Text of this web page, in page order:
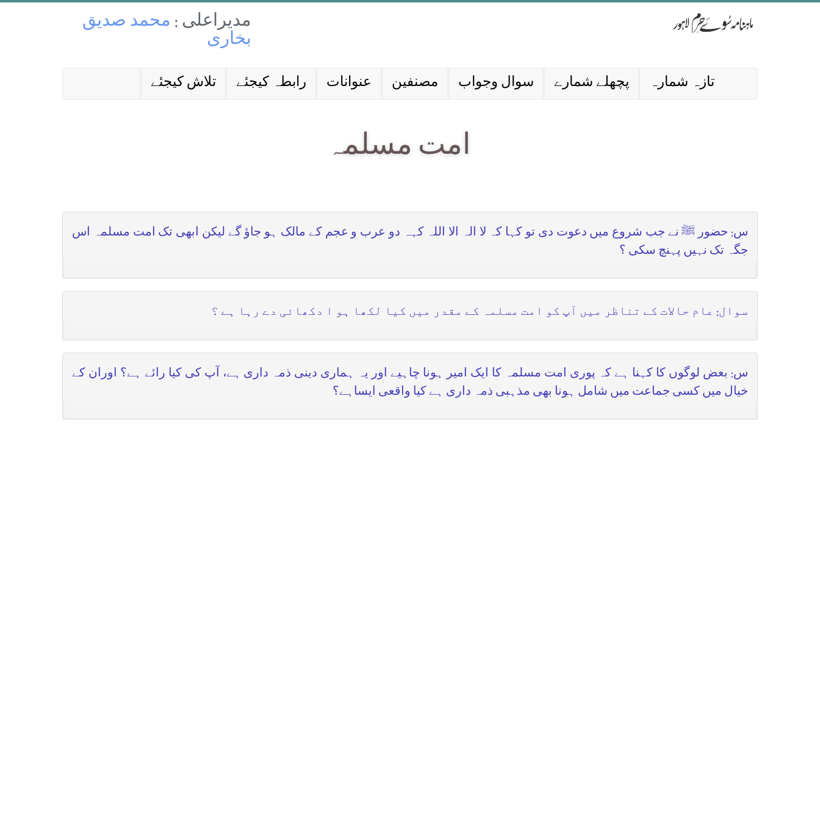
مدیراعلی : محمد صدیق
بخاری
تلاش کیجئے رابطہ کیجئے عنوانات مصنفین سوال وجواب پچھلے شمارے تازہ شمارہ
امت مسلمہ
س: حضور ﷺ نے جب شروع میں دعوت دی تو کہا کہ لا الہ الا اللہ کہہ دو عرب و عجم کے مالک ہو جاؤ گے لیکن ابھی تک امت مسلمہ اس
جگہ تک نہیں پہنچ سکی ؟
سوال: عام حالات کے تناظر میں آپ کو امت مسلمہ کے مقدر میں کیا لکھا ہو ا دکھائی دے رہا ہے ؟
س: بعض لوگوں کا کہنا ہے کہ پوری امت مسلمہ کا ایک امیر ہونا چاہیے اور یہ ہماری دینی ذمہ داری ہے، آپ کی کیا رائے ہے؟ اوران کے
خیال میں کسی جماعت میں شامل ہونا بھی مذہبی ذمہ داری ہے کیا واقعی ایساہے؟